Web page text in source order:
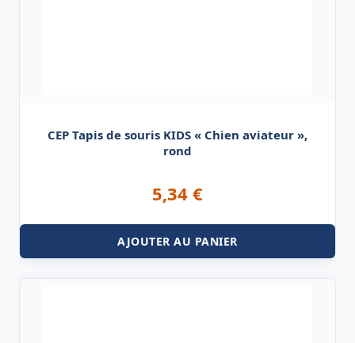
CEP Tapis de souris KIDS « Chien aviateur »,
rond
5,34 €
AJOUTER AU PANIER